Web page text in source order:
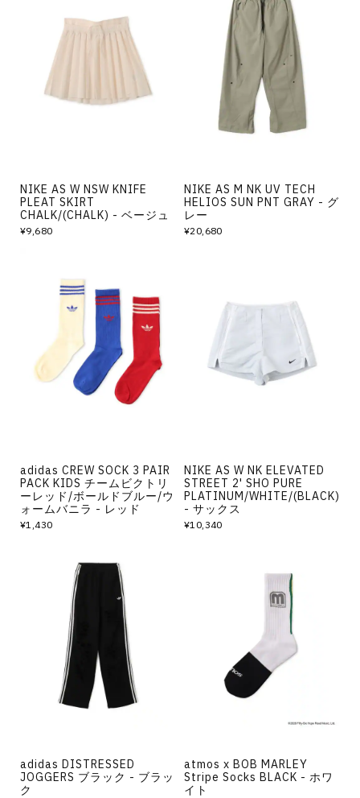
NIKE AS W NSW KNIFE
PLEAT SKIRT
CHALK/(CHALK) - ベージュ
¥9,680
NIKE AS M NK UV TECH
HELIOS SUN PNT GRAY - グ
レー
¥20,680
adidas CREW SOCK 3 PAIR
PACK KIDS チームビクトリ
ーレッド/ボールドブルー/ウ
ォームバニラ - レッド
¥1,430
NIKE AS W NK ELEVATED
STREET 2' SHO PURE
PLATINUM/WHITE/(BLACK)
- サックス
¥10,340
adidas DISTRESSED
JOGGERS ブラック - ブラッ
ク
atmos x BOB MARLEY
Stripe Socks BLACK - ホワ
イト